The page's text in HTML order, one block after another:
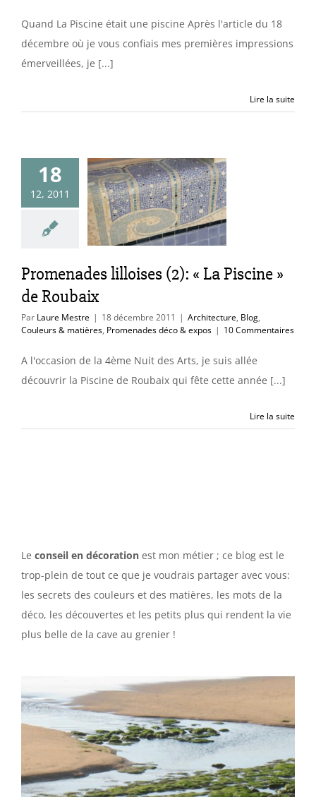
Quand La Piscine était une piscine Après l'article du 18
décembre où je vous confiais mes premières impressions
émerveillées, je [...]
Lire la suite
18
12, 2011
(2): « La
» de
& expos
Promenades lilloises (2): « La Piscine »
de Roubaix
Par Laure Mestre | 18 décembre 2011 | Architecture, Blog,
Couleurs & matières, Promenades déco & expos | 10 Commentaires
A l'occasion de la 4ème Nuit des Arts, je suis allée
découvrir la Piscine de Roubaix qui fête cette année [...]
Lire la suite
Le conseil en décoration est mon métier ; ce blog est le
trop-plein de tout ce que je voudrais partager avec vous:
les secrets des couleurs et des matières, les mots de la
déco, les découvertes et les petits plus qui rendent la vie
plus belle de la cave au grenier !